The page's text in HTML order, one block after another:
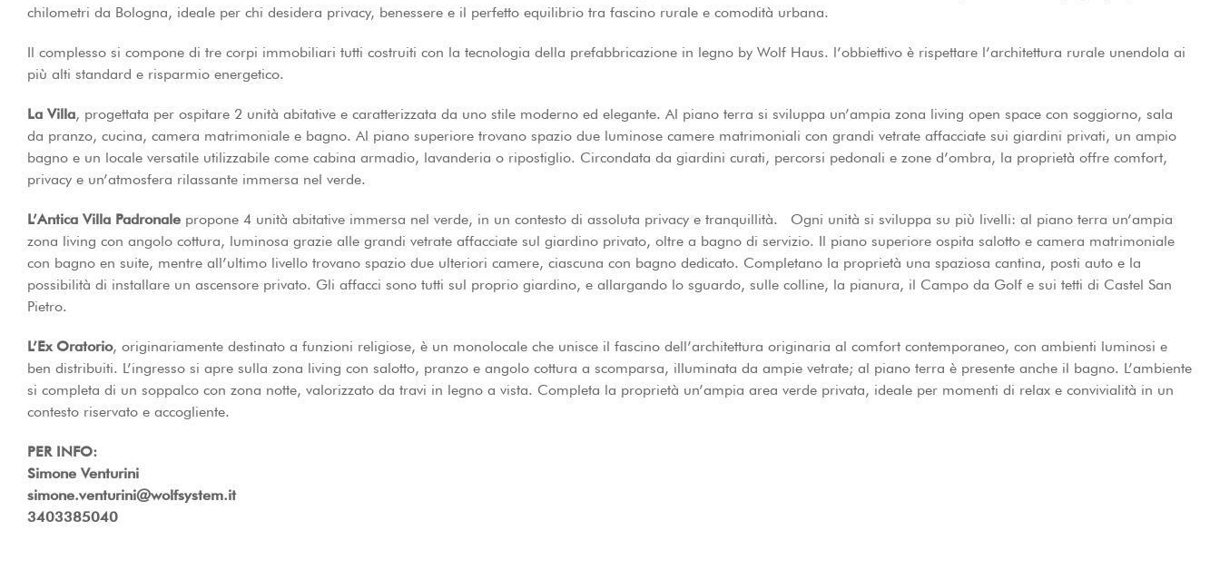
chilometri da Bologna, ideale per chi desidera privacy, benessere e il perfetto equilibrio tra fascino rurale e comodità urbana.
Il complesso si compone di tre corpi immobiliari tutti costruiti con la tecnologia della prefabbricazione in legno by Wolf Haus. l’obbiettivo è rispettare l’architettura rurale unendola ai
più alti standard e risparmio energetico.
La Villa, progettata per ospitare 2 unità abitative e caratterizzata da uno stile moderno ed elegante. Al piano terra si sviluppa un’ampia zona living open space con soggiorno, sala
da pranzo, cucina, camera matrimoniale e bagno. Al piano superiore trovano spazio due luminose camere matrimoniali con grandi vetrate affacciate sui giardini privati, un ampio
bagno e un locale versatile utilizzabile come cabina armadio, lavanderia o ripostiglio. Circondata da giardini curati, percorsi pedonali e zone d’ombra, la proprietà offre comfort,
privacy e un’atmosfera rilassante immersa nel verde.
L’Antica Villa Padronale propone 4 unità abitative immersa nel verde, in un contesto di assoluta privacy e tranquillità. Ogni unità si sviluppa su più livelli: al piano terra un’ampia
zona living con angolo cottura, luminosa grazie alle grandi vetrate affacciate sul giardino privato, oltre a bagno di servizio. Il piano superiore ospita salotto e camera matrimoniale
con bagno en suite, mentre all’ultimo livello trovano spazio due ulteriori camere, ciascuna con bagno dedicato. Completano la proprietà una spaziosa cantina, posti auto e la
possibilità di installare un ascensore privato. Gli affacci sono tutti sul proprio giardino, e allargando lo sguardo, sulle colline, la pianura, il Campo da Golf e sui tetti di Castel San
Pietro.
L’Ex Oratorio, originariamente destinato a funzioni religiose, è un monolocale che unisce il fascino dell’architettura originaria al comfort contemporaneo, con ambienti luminosi e
ben distribuiti. L’ingresso si apre sulla zona living con salotto, pranzo e angolo cottura a scomparsa, illuminata da ampie vetrate; al piano terra è presente anche il bagno. L’ambiente
si completa di un soppalco con zona notte, valorizzato da travi in legno a vista. Completa la proprietà un’ampia area verde privata, ideale per momenti di relax e convivialità in un
contesto riservato e accogliente.
PER INFO:
Simone Venturini
simone.venturini@wolfsystem.it
3403385040